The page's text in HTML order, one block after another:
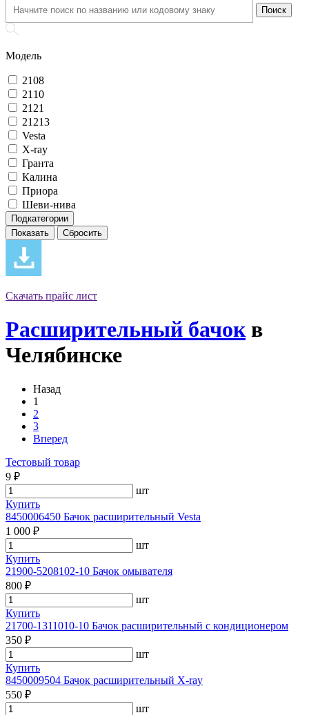
Модель
2108
2110
2121
21213
Vesta
X-ray
Гранта
Калина
Приора
Шеви-нива
Подкатегории
Скачать прайс лист
Расширительный бачокв
Челябинске
Назад
1
2
3
Вперед
Тестовый товар
9 ₽
шт
Купить
8450006450 Бачок расширительный Vesta
1 000 ₽
шт
Купить
21900-5208102-10 Бачок омывателя
800 ₽
шт
Купить
21700-1311010-10 Бачок расширительный с кондиционером
350 ₽
шт
Купить
8450009504 Бачок расширительный X-ray
550 ₽
шт